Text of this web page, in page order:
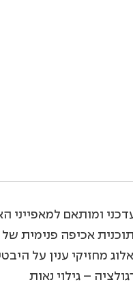
ומותאם למאפייני
אכיפה פנימית
מחזיקי ענין על
– גילוי נאות